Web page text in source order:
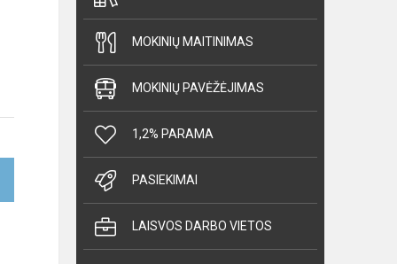
MOKINIŲ MAITINIMAS
MOKINIŲ PAVĖŽĖJIMAS
1,2% PARAMA
PASIEKIMAI
LAISVOS DARBO VIETOS